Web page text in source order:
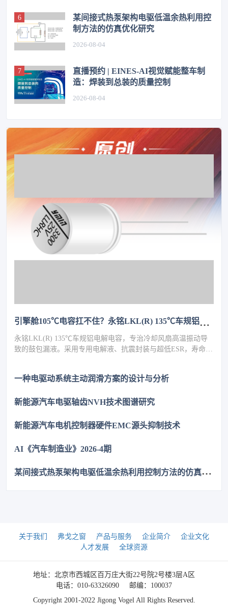
某间接式热泵架构电驱低温余热利用控
制方法的仿真优化研究
2026-08-04
直播预约 | EINES-AI视觉赋能整车制
造：焊装到总装的质量控制
2026-08-04
引擎舱105℃电容扛不住？永铭LKL(R) 135℃车规铝电解电容，破解冷却风扇高温振动失效难题
永铭LKL(R) 135℃车规铝电解电容，专治冷却风扇高温振动导
致的鼓包漏液。采用专用电解液、抗震封装与超低ESR，寿命超
近零，全生命周期成本优势显著，助力国产化替代。
一种电驱动系统主动润滑方案的设计与分析
新能源汽车电驱轴齿NVH技术图谱研究
新能源汽车电机控制器硬件EMC源头抑制技术
AI《汽车制造业》2026-4期
某
间接式热泵架构电驱低温余热利用控制方法的仿真优化研究
关于我们 弗戈之窗 产品与服务 企业简介
企业文化
人才发展
全球资源
地址：北京市西城区百万庄大街22号院2号楼3层A区
电话：010-63326090
邮编：100037
Copyright 2001-2022 Jigong Vogel All Rights Reserved.